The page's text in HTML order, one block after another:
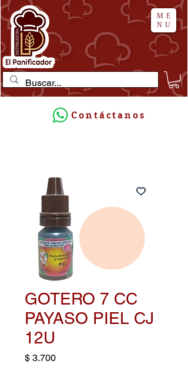
ME
NU
Contáctanos
GOTERO 7 CC
PAYASO PIEL CJ
12U
$ 3.700Precio